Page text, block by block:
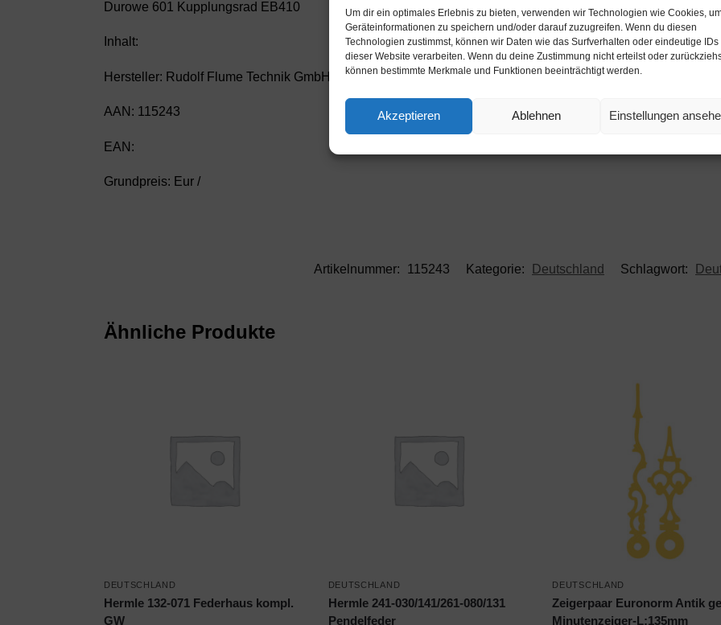
Um dir ein optimales Erlebnis zu bieten, verwenden wir Technologien wie Cookies,
Geräteinformationen zu speichern und/oder darauf zuzugreifen. Wenn du diesen
Technologien zustimmst, können wir Daten wie das Surfverhalten oder eindeutige IDs
dieser Website verarbeiten. Wenn du deine Zustimmung nicht erteilst oder
können bestimmte Merkmale und Funktionen beeinträchtigt werden.
Akzeptieren Ablehnen Einstellungen
Durowe 601 Kupplungsrad EB410
Inhalt:
Hersteller: Rudolf Flume Technik GmbH
AAN: 115243
EAN:
Grundpreis: Eur /
Artikelnummer: 115243 Kategorie: Deutschland Schlagwort:
Ähnliche Produkte
DEUTSCHLAND
Hermle 132-071 Federhaus kompl.
GW
DEUTSCHLAND
Hermle 241-030/141/261-080/131
Pendelfeder
DEUTSCHLAND
Zeigerpaar Euronorm Antik
Minutenzeiger-L:135mm